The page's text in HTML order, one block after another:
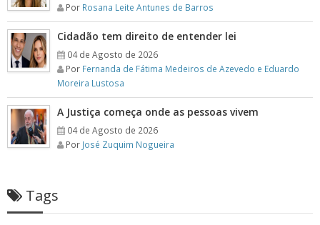
Por Rosana Leite Antunes de Barros
Cidadão tem direito de entender lei
04 de Agosto de 2026
Por Fernanda de Fátima Medeiros de Azevedo e Eduardo
Moreira Lustosa
A Justiça começa onde as pessoas vivem
04 de Agosto de 2026
Por José Zuquim Nogueira
Tags